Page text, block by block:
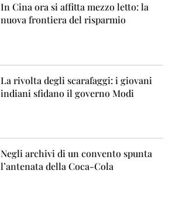
In Cina ora si affitta mezzo letto: la
nuova frontiera del risparmio
La rivolta degli scarafaggi: i giovani
indiani sfidano il governo Modi
Negli archivi di un convento spunta
l’antenata della Coca-Cola